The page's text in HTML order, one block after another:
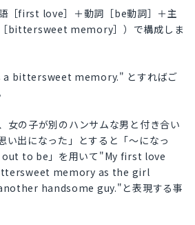
［first love］＋動詞［be動詞］＋主
bittersweet memory］）で構成しま
a bittersweet memory." とすればご
女の子が別のハンサムな男と付き合い
い出になった」とすると「～になっ
out to be」を用いて"My first love
memory as the girl
handsome guy."と表現する事